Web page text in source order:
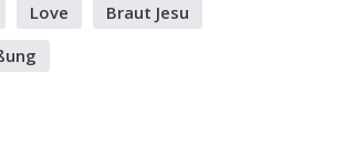
Love
Braut Jesu